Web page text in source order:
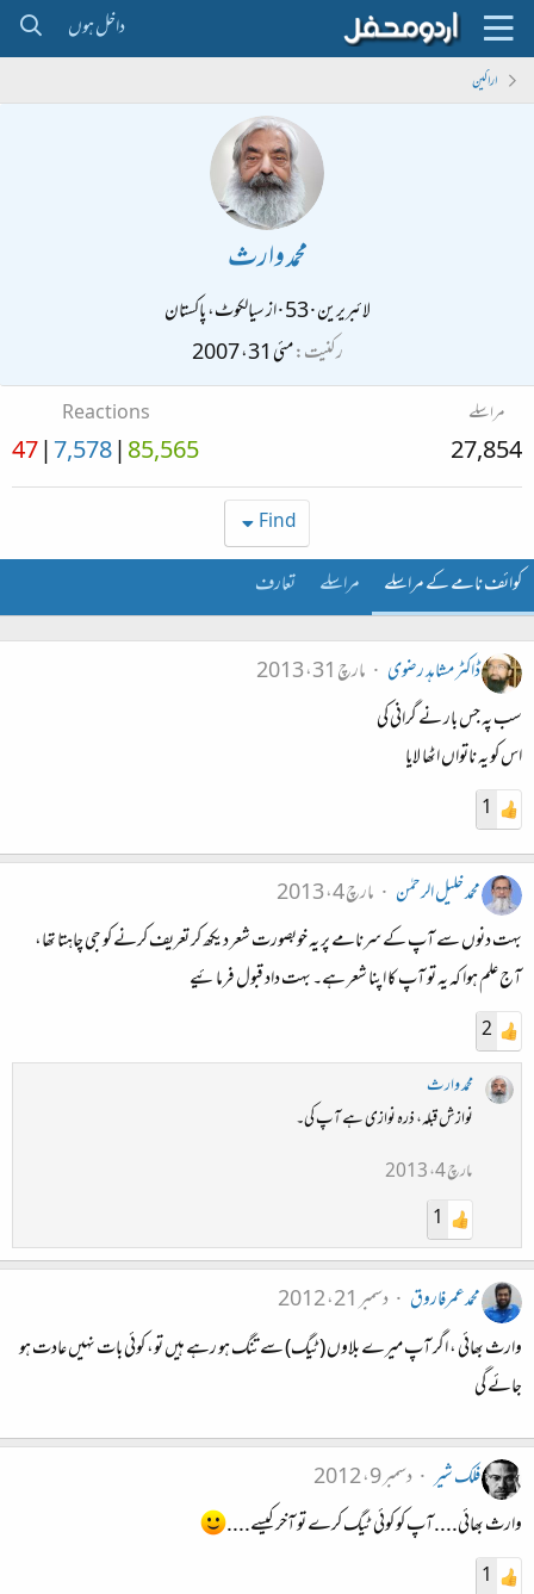
داخل ہوں
اراکین
محمد وارث
لائبریرین·
53
·ازسیالکوٹ، پاکستان
رکنیت مئی 31، 2007
مراسلے
27,854
Reactions
85,565
7,578
47
Find
کوائف نامے کے مراسلے مراسلے تعارف
ڈاکٹر مشاہد رضوی
مارچ 31، 2013
سب پہ جس بار نے گرانی کی
اس کو یہ ناتواں اٹھا لایا
1
محمد خلیل الرحمٰن
مارچ 4، 2013
بہت دنوں سے آپ کے سرنامے پر یہ خوبصورت شعر دیکھ کر تعریف کرنے کو جی چاہتا تھا،
آج علم ہوا کہ یہ تو آپ کا اپنا شعر ہے۔ بہت داد قبول فرمائیے
2
محمد وارث
نوازش قبلہ، ذرہ نوازی ہے آپ کی۔
مارچ 4، 2013
1
محمدعمرفاروق
دسمبر 21، 2012
وارث بھائی ، اگر آپ میرے بلاوں (ٹیگ) سے تنگ ہو رہے ہیں تو، کوئی بات نہیں عادت ہو
جائے گی
فلک شیر
دسمبر 9، 2012
وارث بھائی....آپ کو کوئی ٹیگ کرے تو آخر کیسے....
1